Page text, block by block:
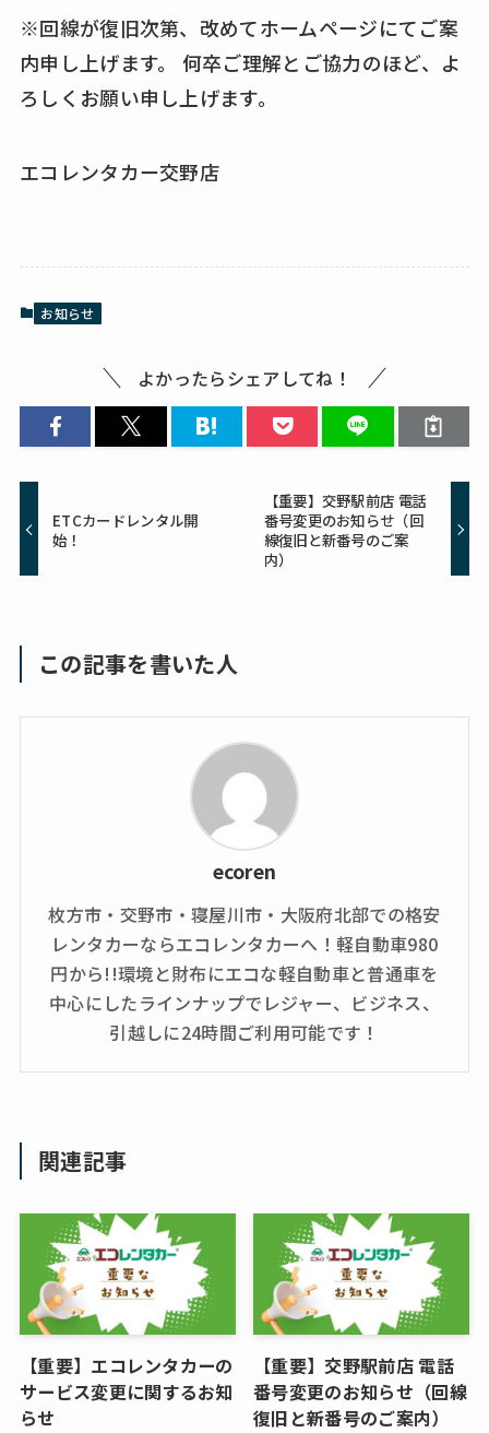
※回線が復旧次第、改めてホームページにてご案
内申し上げます。 何卒ご理解とご協力のほど、よ
ろしくお願い申し上げます。
エコレンタカー交野店
お知らせ
よかったらシェアしてね！
ETCカードレンタル開
始！
【重要】交野駅前店 電話
番号変更のお知らせ（回
線復旧と新番号のご案
内）
この記事を書いた人
ecoren
枚方市・交野市・寝屋川市・大阪府北部での格安
レンタカーならエコレンタカーへ！軽自動車980
円から!!環境と財布にエコな軽自動車と普通車を
中心にしたラインナップでレジャー、ビジネス、
引越しに24時間ご利用可能です！
関連記事
【重要】エコレンタカーの
サービス変更に関するお知
らせ
【重要】交野駅前店 電話
番号変更のお知らせ（回線
復旧と新番号のご案内）